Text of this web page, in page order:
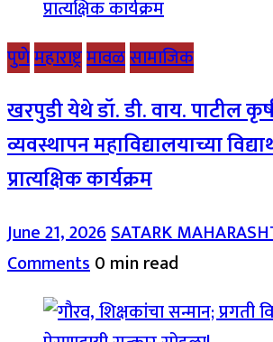
पुणेमहाराष्ट्रमावळसामाजिक
खरपुडी येथे डॉ. डी. वाय. पाटील
व्यवस्थापन महाविद्यालयाच्या
प्रात्यक्षिक कार्यक्रम
June 21, 2026SATARK
Comments0 min read